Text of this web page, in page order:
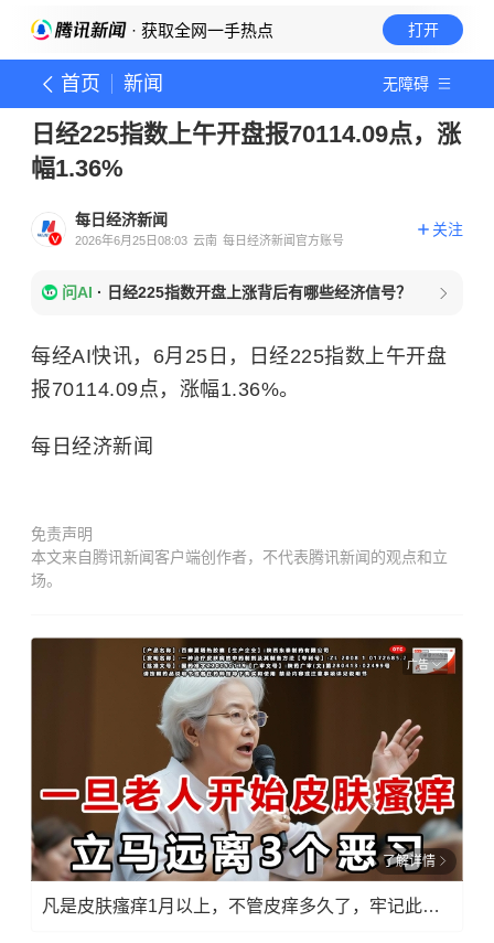
· 获取全网一手热点 打开
首页 新闻 无障碍
日经225指数上午开盘报70114.09点，涨
幅1.36%
每日经济新闻
2026年6月25日08:03 云南 每日经济新闻官方账号
关注
问AI · 日经225指数开盘上涨背后有哪些经济信号？
每经AI快讯，6月25日，日经225指数上午开盘
报70114.09点，涨幅1.36%。
每日经济新闻
免责声明
本文来自腾讯新闻客户端创作者，不代表腾讯新闻的观点和立
场。
广告
了解详情
凡是皮肤瘙痒1月以上，不管皮痒多久了，牢记此法，快！准！狠！